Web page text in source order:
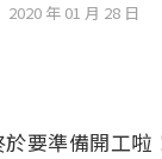
2020 年 01 月 28 日
要準備開工啦